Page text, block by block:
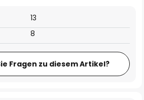
8
13
Fragen zu diesem Artikel?